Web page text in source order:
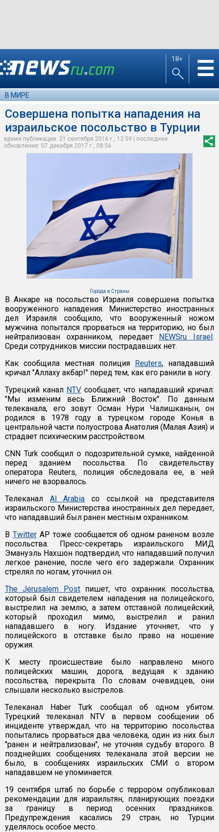
18+ ☰
В МИРЕ
Совершена попытка нападения на
израильское посольство в Турции
время публикации: 21 сентября 2016 г., 12:59 | последнее
обновление: 07 декабря 2017 г., 08:56
Города и Страны
В Анкаре на посольство Израиля совершена попытка
вооруженного нападения. Министерство иностранных
дел Израиля сообщило, что вооруженный ножом
мужчина попытался прорваться на территорию, но был
нейтрализован охранником, передает NEWSru Israel.
Среди сотрудников миссии пострадавших нет.
Как сообщила местная полиция Reuters, нападавший
кричал "Аллаху акбар!" перед тем, как его ранили в ногу.
Турецкий канал NTV сообщает, что нападавший кричал:
"Мы изменим весь Ближний Восток". По данным
телеканала, его зовут Осман Нури Чалишканын, он
родился в 1978 году в турецком городе Конья в
центральной части полуострова Анатолия (Малая Азия) и
страдает психическим расстройством.
CNN Turk сообщил о подозрительной сумке, найденной
перед зданием посольства. По свидетельству
оператора Reuters, полиция обследовала ее, в ней
ничего не взорвалось.
Телеканал Al Arabia со ссылкой на представителя
израильского Министерства иностранных дел передает,
что нападавший был ранен местным охранником.
В TwitterAP тоже сообщается об одном раненом возле
посольства. Пресс-секретарь израильского МИД
Эмануэль Нахшон подтвердил, что нападавший получил
легкое ранение, после чего его задержали. Охранник
стрелял по ногам, уточнил он.
The Jerusalem Post пишет, что охранник посольства,
который был свидетелем нападения на полицейского,
выстрелил на землю, а затем отставной полицейский,
который проходил мимо, выстрелил и ранил
нападавшего в ногу. Издание уточняет, что у
полицейского в отставке было право на ношение
оружия.
К месту происшествие было направлено много
полицейских машин, дорога, ведущая к зданию
посольства, перекрыта. По словам очевидцев, они
слышали несколько выстрелов.
Телеканал Haber Turk сообщал об одном убитом.
Турецкий телеканал NTV в первом сообщении об
инциденте утверждал, что на территорию посольства
попытались прорваться два человека, один из них был
"ранен и нейтрализован", не уточняя судьбу второго. В
позднейших сообщениях телеканала этой версии не
было, в сообщениях израильских СМИ о втором
нападавшем не упоминается.
19 сентября штаб по борьбе с террором опубликовал
рекомендации для израильтян, планирующих поездки
за границу в период осенних праздников.
Предупреждения касались 29 стран, но Турции
уделялось особое место.